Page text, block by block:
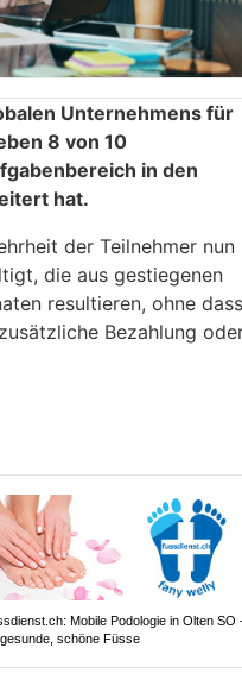
Unternehmens für
8 von 10
in den
hat.
der Teilnehmer nun
die aus gestiegenen
resultieren, ohne dass
Bezahlung
Mobile Podologie in Olten SO
schöne Füsse